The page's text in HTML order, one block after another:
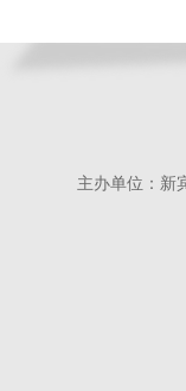
主办单位：新